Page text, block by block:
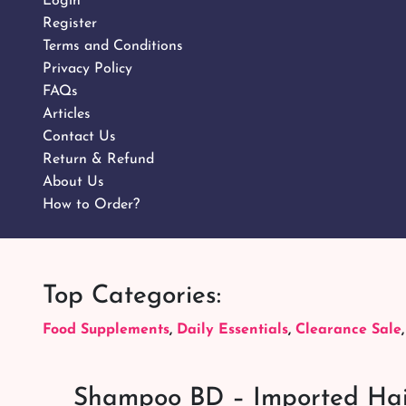
Register
Terms and Conditions
Privacy Policy
FAQs
Articles
Contact Us
Return & Refund
About Us
How to Order?
Top Categories:
Food Supplements, Daily Essentials, Clearance Sale,
Shampoo BD – Imported